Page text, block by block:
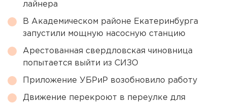
лайнера
В Академическом районе Екатеринбурга
запустили мощную насосную станцию
Арестованная свердловская чиновница
попытается выйти из СИЗО
Приложение УБРиР возобновило работу
Движение перекроют в переулке для